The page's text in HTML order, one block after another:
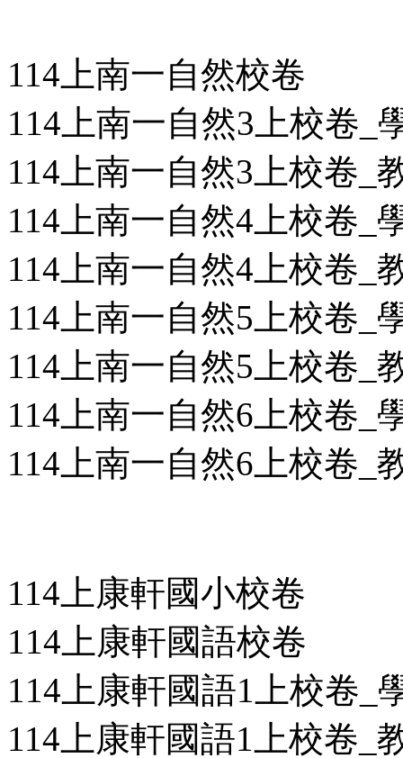
114上南一自然校卷
114上南一自然3上校卷_
114上南一自然3上校卷_
114上南一自然4上校卷_
114上南一自然4上校卷_
114上南一自然5上校卷_
114上南一自然5上校卷_
114上南一自然6上校卷_
114上南一自然6上校卷_
114上康軒國小校卷
114上康軒國語校卷
114上康軒國語1上校卷_
114上康軒國語1上校卷_